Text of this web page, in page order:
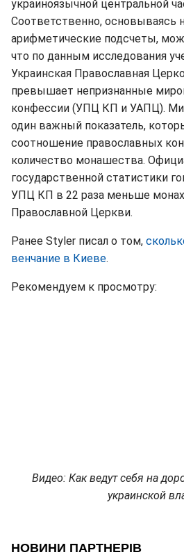
украиноязычной центральной
Соответственно, основываясь
арифметические подсчеты,
что по данным исследования
Украинская Православная
превышает непризнанные
конфессии (УПЦ КП и УАПЦ).
один важный показатель,
соотношение православных
количество монашества.
государственной статистики
УПЦ КП в 22 раза меньше
Православной Церкви.
Ранее Styler писал о том,
венчание в Киеве.
Рекомендуем к просмотру:
Видео: Как ведут себя на
украинской